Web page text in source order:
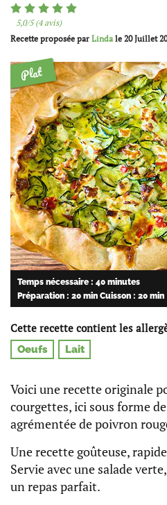
5,0/5 (4 avis)
Recette proposée par Linda le 20 Juillet
Plat
Temps nécessaire : 40 minutes
Préparation : 20 min Cuisson : 20 min
Cette recette contient les
Oeufs Lait
Voici une recette originale
courgettes, ici sous forme
agrémentée de poivron
Une recette goûteuse,
Servie avec une salade
un repas parfait.